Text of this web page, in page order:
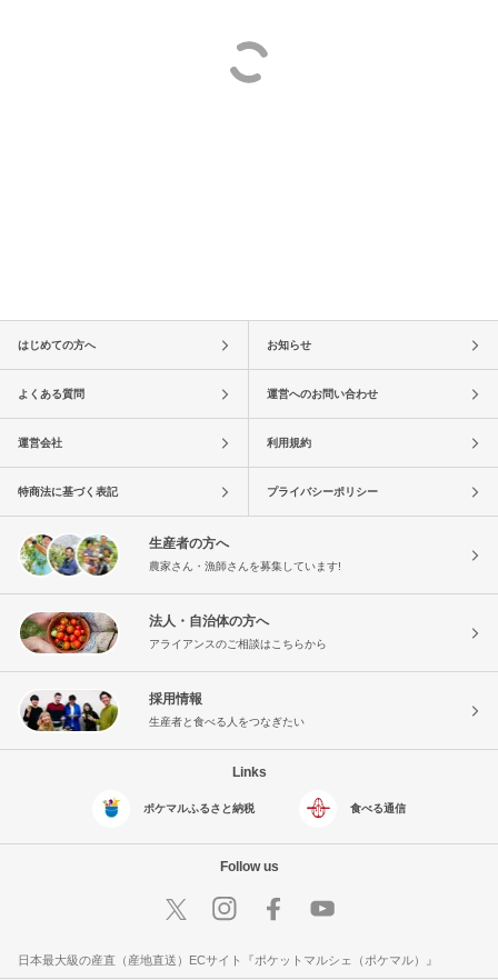
はじめての方へ お知らせ
よくある質問 運営へのお問い合わせ
運営会社 利用規約
特商法に基づく表記 プライバシーポリシー
生産者の方へ
農家さん・漁師さんを募集しています!
法人・自治体の方へ
アライアンスのご相談はこちらから
採用情報
生産者と食べる人をつなぎたい
Links
ポケマルふるさと納税 食べる通信
Follow us
日本最大級の産直（産地直送）ECサイト『ポケットマルシェ（ポケマル）』